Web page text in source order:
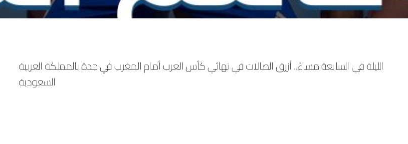
الليلة في السابعة مساءً.. أزرق الصالات في نهائي كأس العرب أمام المغرب في جدة بالمملكة العربية
السعودية